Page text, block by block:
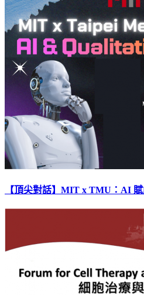
【頂尖對話】MIT x TMU：AI